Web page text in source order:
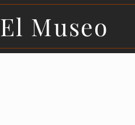
El Museo